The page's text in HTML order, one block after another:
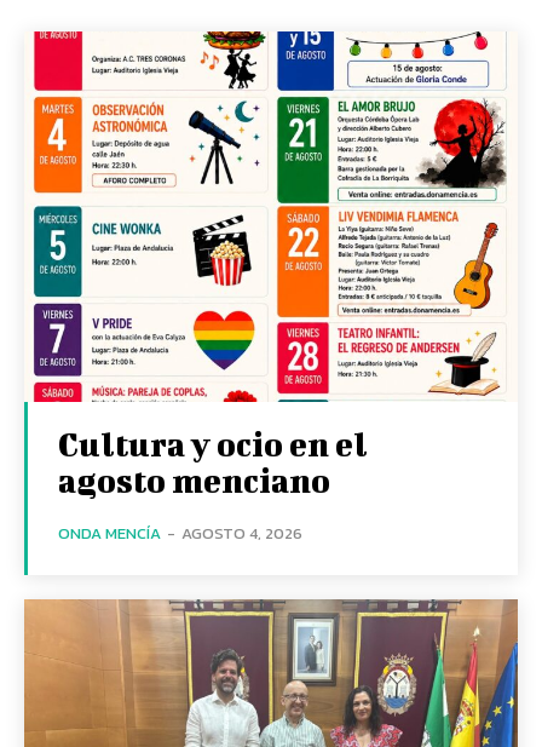
Cultura y ocio en el
agosto menciano
ONDA MENCÍA - AGOSTO 4, 2026